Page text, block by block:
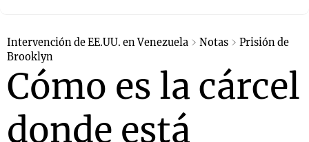
Intervención de EE.UU. en Venezuela Notas
Prisión de
Brooklyn
Cómo es la cárcel
donde está